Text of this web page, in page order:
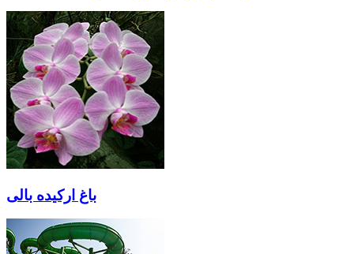
باغ ارکیده بالی